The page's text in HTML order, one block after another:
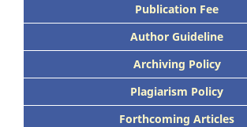
Publication Fee
Author Guideline
Archiving Policy
Plagiarism Policy
Forthcoming Articles